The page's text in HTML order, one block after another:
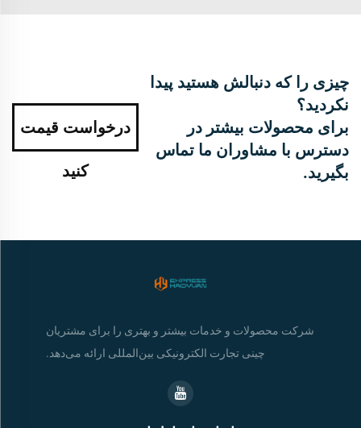
چیزی را که دنبالش هستید پیدا
نکردید؟
برای محصولات بیشتر در
دسترس با مشاوران ما تماس
بگیرید.
درخواست قیمت
کنید
شرکت محصولات و خدمات بیشتر و بهتری را برای مشتریان
چینی تجارت الکترونیکی بین‌المللی ارائه می‌دهد.